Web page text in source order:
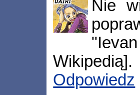
Nie
Wikipedią].
Odpowiedz